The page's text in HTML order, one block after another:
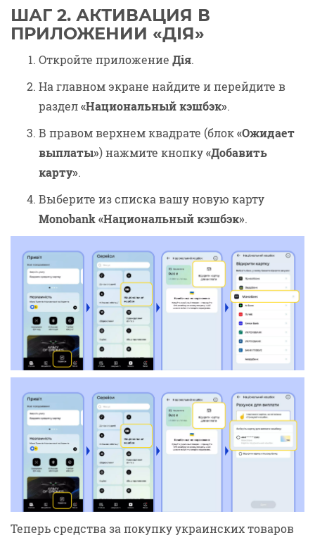
ШАГ 2. АКТИВАЦИЯ В
ПРИЛОЖЕНИИ «ДІЯ»
Откройте приложение Дія.
На главном экране найдите и перейдите в
раздел«Национальный кэшбэк».
В правом верхнем квадрате (блок «Ожидает
выплаты») нажмите кнопку«Добавить
карту».
Выберите из списка вашу новую карту
Monobank «Национальный кэшбэк».
Теперь средства за покупку украинских товаров